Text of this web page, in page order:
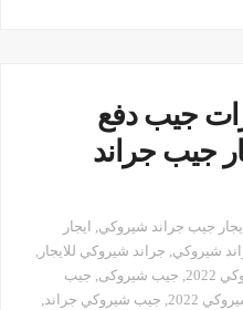
جيب دفع
جيب جراند
ايجار جيب جراند شيروكي, ايجار
شيروكي, جراند شيروكي للايجار ,
, جيب شيروكى, جيب
2022
, جيب شيروكي جراند,